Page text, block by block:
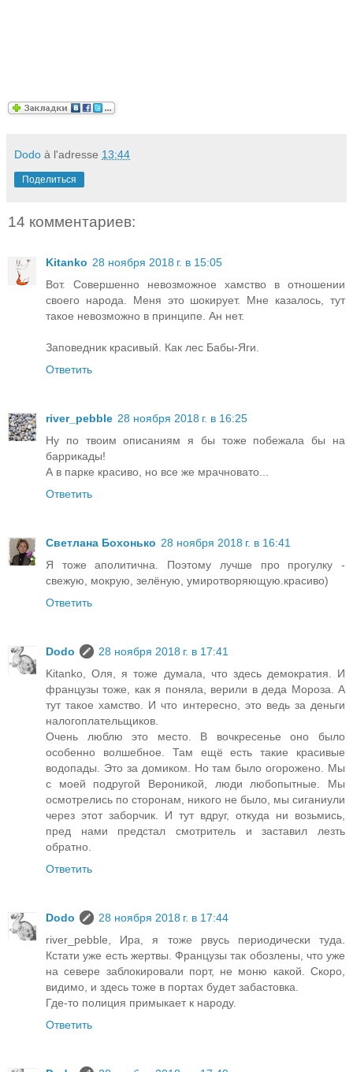
Dodo à l'adresse 13:44
Поделиться
14 комментариев:
Kitanko 28 ноября 2018 г. в 15:05
Вот. Совершенно невозможное хамство в отношении
своего народа. Меня это шокирует. Мне казалось, тут
такое невозможно в принципе. Ан нет.
Заповедник красивый. Как лес Бабы-Яги.
Ответить
river_pebble 28 ноября 2018 г. в 16:25
Ну по твоим описаниям я бы тоже побежала бы на
баррикады!
А в парке красиво, но все же мрачновато...
Ответить
Светлана Бохонько 28 ноября 2018 г. в 16:41
Я тоже аполитична. Поэтому лучше про прогулку -
свежую, мокрую, зелёную, умиротворяющую.красиво)
Ответить
Dodo
28 ноября 2018 г. в 17:41
Kitanko, Оля, я тоже думала, что здесь демократия. И
французы тоже, как я поняла, верили в деда Мороза. А
тут такое хамство. И что интересно, это ведь за деньги
налогоплательщиков.
Очень люблю это место. В вочкресенье оно было
особенно волшебное. Там ещё есть такие красивые
водопады. Это за домиком. Но там было огорожено. Мы
с моей подругой Вероникой, люди любопытные. Мы
осмотрелись по сторонам, никого не было, мы сиганиули
через этот заборчик. И тут вдруг, откуда ни возьмись,
пред нами предстал смотритель и заставил лезть
обратно.
Ответить
Dodo
28 ноября 2018 г. в 17:44
river_pebble, Ира, я тоже рвусь периодически туда.
Кстати уже есть жертвы. Французы так обозлены, что уже
на севере заблокировали порт, не моню какой. Скоро,
видимо, и здесь тоже в портах будет забастовка.
Где-то полиция примыкает к народу.
Ответить